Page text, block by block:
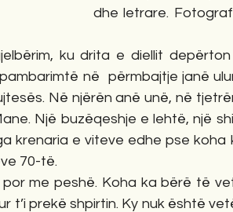
dhe letrare.
ku drita e diellit
në  përmbajtje janë
Në njërën anë unë, në
Një buzëqeshje e lehtë, një
krenaria e viteve edhe pse koha
70-të.
me peshë. Koha ka bërë të
t’i prekë shpirtin. Ky nuk është